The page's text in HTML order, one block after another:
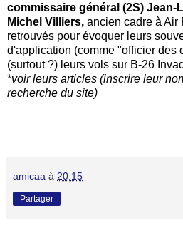
commissaire général (2S)
Michel Villiers, ancien cadre à Air
retrouvés pour évoquer leurs
d'application (comme "officier des
(surtout ?) leurs vols sur B-26
*voir leurs articles (inscrire leur
recherche du site)
amicaa à 20:15
Partager